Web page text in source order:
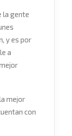
la gente
y es por
a
mejor
con